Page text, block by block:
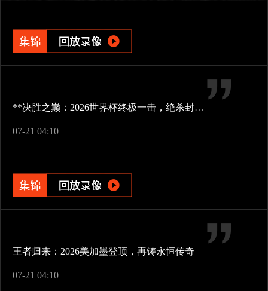
**决胜之巅：2026世界杯终极一击，绝杀封王**
07-21 04:10
王者归来：2026美加墨登顶，再铸永恒传奇
07-21 04:10